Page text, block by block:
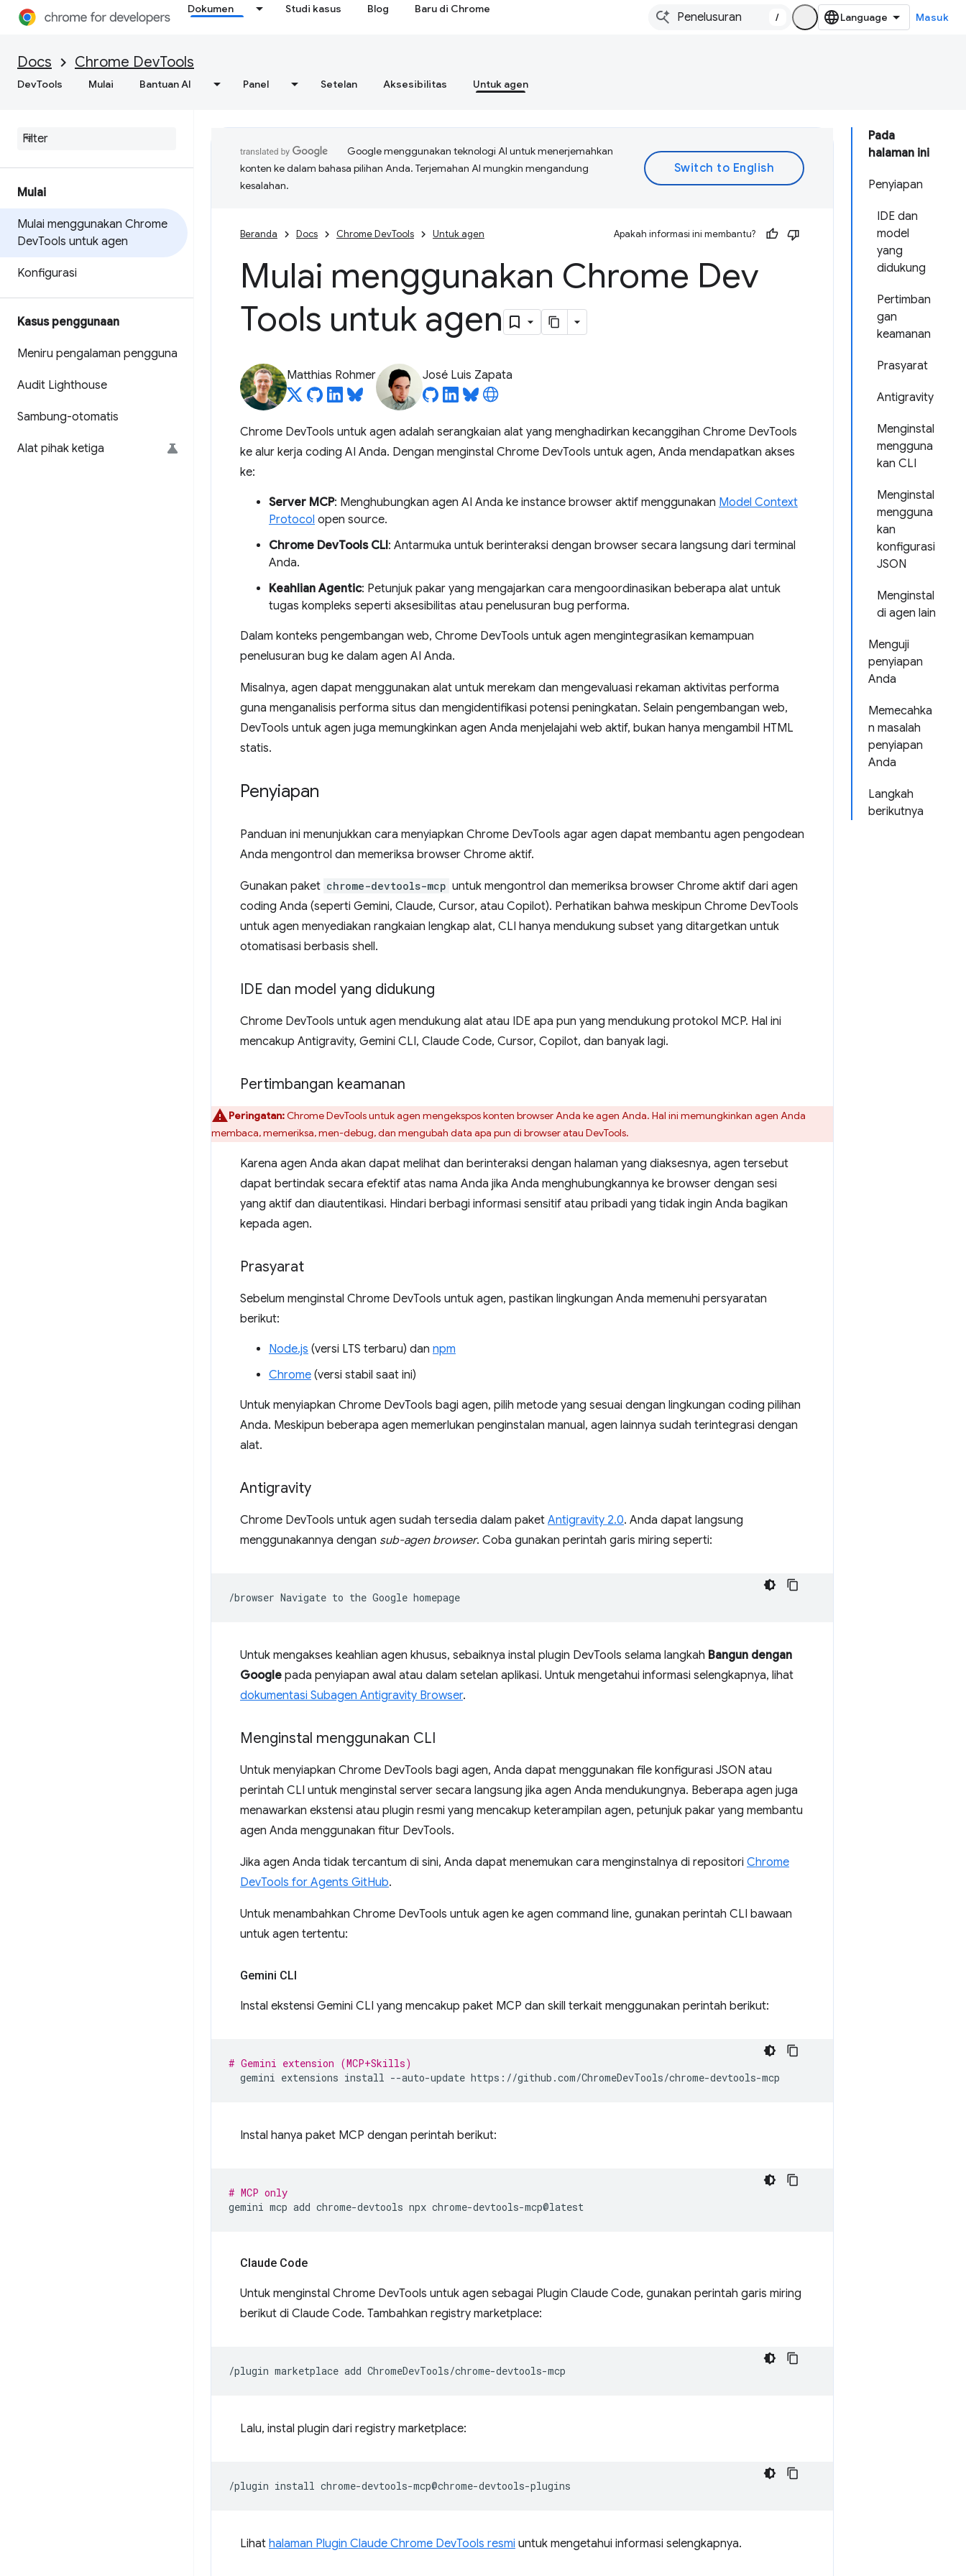
Dokumen Studi kasus Blog Baru di Chrome
/ Masuk
Docs Chrome DevTools
DevTools Mulai Bantuan AI Panel Setelan Aksesibilitas Untuk agen
Mulai
Mulai menggunakan Chrome
DevTools untuk agen
Konfigurasi
Kasus penggunaan
Meniru pengalaman pengguna
Audit Lighthouse
Sambung-otomatis
Alat pihak ketiga
Pada
halaman ini
Penyiapan
IDE dan
model
yang
didukung
Pertimban
gan
keamanan
Prasyarat
Antigravity
Menginstal
mengguna
kan CLI
Menginstal
mengguna
kan
konfigurasi
JSON
Menginstal
di agen lain
Menguji
penyiapan
Anda
Memecahka
n masalah
penyiapan
Anda
Langkah
berikutnya
Google menggunakan teknologi AI untuk menerjemahkan
konten ke dalam bahasa pilihan Anda. Terjemahan AI mungkin mengandung
kesalahan.
Beranda Docs Chrome DevTools Untuk agen Apakah informasi ini membantu?
Mulai menggunakan Chrome Dev
Tools untuk agen
Matthias Rohmer José Luis Zapata
Chrome DevTools untuk agen adalah serangkaian alat yang menghadirkan kecanggihan Chrome DevTools
ke alur kerja coding AI Anda. Dengan menginstal Chrome DevTools untuk agen, Anda mendapatkan akses
ke:
Server MCP: Menghubungkan agen AI Anda ke instance browser aktif menggunakan Model Context
Protocol open source.
Chrome DevTools CLI: Antarmuka untuk berinteraksi dengan browser secara langsung dari terminal
Anda.
Keahlian Agentic: Petunjuk pakar yang mengajarkan cara mengoordinasikan beberapa alat untuk
tugas kompleks seperti aksesibilitas atau penelusuran bug performa.
Dalam konteks pengembangan web, Chrome DevTools untuk agen mengintegrasikan kemampuan
penelusuran bug ke dalam agen AI Anda.
Misalnya, agen dapat menggunakan alat untuk merekam dan mengevaluasi rekaman aktivitas performa
guna menganalisis performa situs dan mengidentifikasi potensi peningkatan. Selain pengembangan web,
DevTools untuk agen juga memungkinkan agen Anda menjelajahi web aktif, bukan hanya mengambil HTML
statis.
Penyiapan
Panduan ini menunjukkan cara menyiapkan Chrome DevTools agar agen dapat membantu agen pengodean
Anda mengontrol dan memeriksa browser Chrome aktif.
Gunakan paket chrome-devtools-mcp untuk mengontrol dan memeriksa browser Chrome aktif dari agen
coding Anda (seperti Gemini, Claude, Cursor, atau Copilot). Perhatikan bahwa meskipun Chrome DevTools
untuk agen menyediakan rangkaian lengkap alat, CLI hanya mendukung subset yang ditargetkan untuk
otomatisasi berbasis shell.
IDE dan model yang didukung
Chrome DevTools untuk agen mendukung alat atau IDE apa pun yang mendukung protokol MCP. Hal ini
mencakup Antigravity, Gemini CLI, Claude Code, Cursor, Copilot, dan banyak lagi.
Pertimbangan keamanan
Peringatan:Chrome DevTools untuk agen mengekspos konten browser Anda ke agen Anda. Hal ini memungkinkan agen Anda
membaca, memeriksa, men-debug, dan mengubah data apa pun di browser atau DevTools.
Karena agen Anda akan dapat melihat dan berinteraksi dengan halaman yang diaksesnya, agen tersebut
dapat bertindak secara efektif atas nama Anda jika Anda menghubungkannya ke browser dengan sesi
yang aktif dan diautentikasi. Hindari berbagi informasi sensitif atau pribadi yang tidak ingin Anda bagikan
kepada agen.
Prasyarat
Sebelum menginstal Chrome DevTools untuk agen, pastikan lingkungan Anda memenuhi persyaratan
berikut:
Node.js (versi LTS terbaru) dan npm
Chrome (versi stabil saat ini)
Untuk menyiapkan Chrome DevTools bagi agen, pilih metode yang sesuai dengan lingkungan coding pilihan
Anda. Meskipun beberapa agen memerlukan penginstalan manual, agen lainnya sudah terintegrasi dengan
alat.
Antigravity
Chrome DevTools untuk agen sudah tersedia dalam paket Antigravity 2.0. Anda dapat langsung
menggunakannya dengan sub-agen browser. Coba gunakan perintah garis miring seperti:
/browser Navigate to the Google
Untuk mengakses keahlian agen khusus, sebaiknya instal plugin DevTools selama langkah Bangun dengan
Google pada penyiapan awal atau dalam setelan aplikasi. Untuk mengetahui informasi selengkapnya, lihat
dokumentasi Subagen Antigravity Browser.
Menginstal menggunakan CLI
Untuk menyiapkan Chrome DevTools bagi agen, Anda dapat menggunakan file konfigurasi JSON atau
perintah CLI untuk menginstal server secara langsung jika agen Anda mendukungnya. Beberapa agen juga
menawarkan ekstensi atau plugin resmi yang mencakup keterampilan agen, petunjuk pakar yang membantu
agen Anda menggunakan fitur DevTools.
Jika agen Anda tidak tercantum di sini, Anda dapat menemukan cara menginstalnya di repositori Chrome
DevTools for Agents GitHub.
Untuk menambahkan Chrome DevTools untuk agen ke agen command line, gunakan perintah CLI bawaan
untuk agen tertentu:
Gemini CLI
Instal ekstensi Gemini CLI yang mencakup paket MCP dan skill terkait menggunakan perintah berikut:
# Gemini extension (MCP+Skills)
gemini extensions install --auto-update
Instal hanya paket MCP dengan perintah berikut:
# MCP only
gemini mcp add chrome-devtools npx
Claude Code
Untuk menginstal Chrome DevTools untuk agen sebagai Plugin Claude Code, gunakan perintah garis miring
berikut di Claude Code. Tambahkan registry marketplace:
/plugin marketplace add
Lalu, instal plugin dari registry marketplace:
/plugin install
Lihat halaman Plugin Claude Chrome DevTools resmi untuk mengetahui informasi selengkapnya.